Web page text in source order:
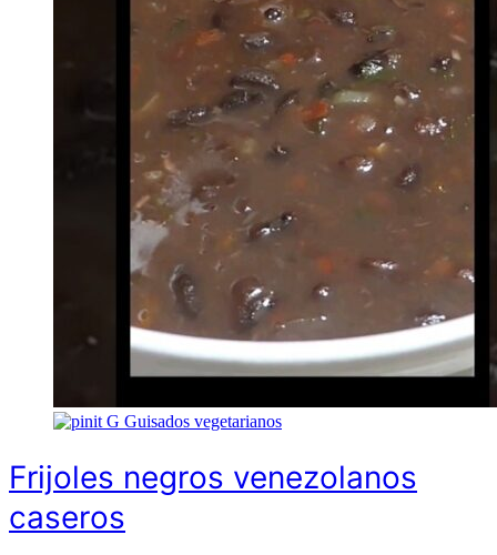
G Guisados vegetarianos
Frijoles negros venezolanos
caseros